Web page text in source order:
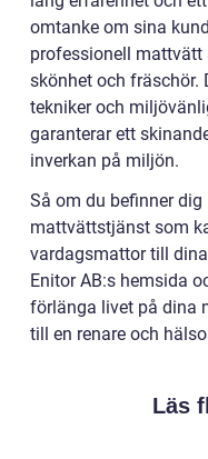
omtanke om sina
professionell
skönhet och fräschör.
tekniker och
garanterar ett
inverkan på miljön.
Så om du befinner
mattvättstjänst som
vardagsmattor till
Enitor AB:s hemsida
förlänga livet på dina
till en renare och
Läs